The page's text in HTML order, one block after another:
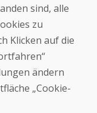
von Waren
sind, alle
zu
Klicken auf die
ändern
„Cookie-